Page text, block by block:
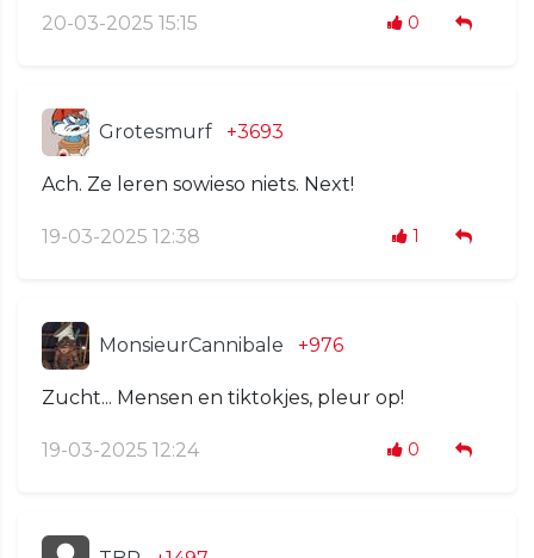
20-03-2025 15:15 0
Grotesmurf +3693
Ach. Ze leren sowieso niets. Next!
19-03-2025 12:38 1
MonsieurCannibale +976
Zucht... Mensen en tiktokjes, pleur op!
19-03-2025 12:24 0